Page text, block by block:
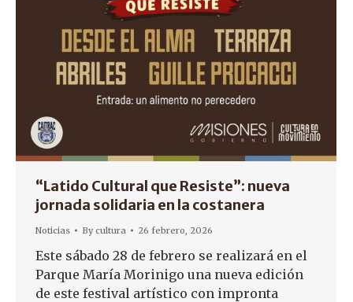
“Latido Cultural que Resiste”: nueva
jornada solidaria en la costanera
Noticias Bycultura 26 febrero, 2026
Este sábado 28 de febrero se realizará en el
Parque María Morinigo una nueva edición
de este festival artístico con impronta